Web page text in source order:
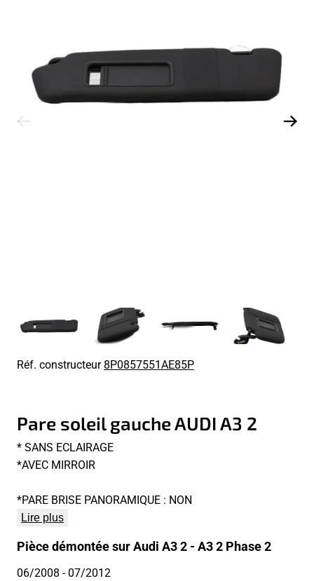
Réf. constructeur8P0857551AE85P
Pare soleil gauche AUDI A3 2
* SANS ECLAIRAGE
*AVEC MIRROIR
*PARE BRISE PANORAMIQUE : NON
Lire plus
Pièce démontée sur Audi A3 2 - A3 2 Phase 2
06/2008- 07/2012